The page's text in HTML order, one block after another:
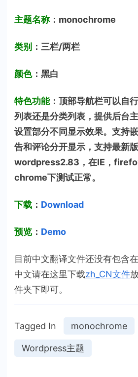
主题名称：monochrome
类别 ：三栏/两栏
颜色：黑白
特色功能：顶部导航栏可以自
列表还是分类列表，提供后台
设置部分不同显示效果。支持
告和评论分开显示，支持最新版
wordpress2.83，在IE，
chrome下测试正常。
下载 ： Download
预览 ： Demo
目前中文翻译文件还没有包含
中文请在这里下载zh_CN文件
件夹下即可。
Tagged In monochrome
Wordpress主题